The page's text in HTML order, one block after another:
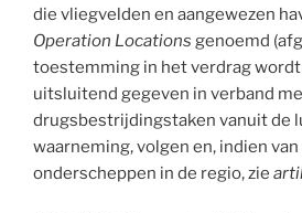
die vliegvelden en aangewezen
Operation Locations genoemd
toestemming in het verdrag
uitsluitend gegeven in verband
drugsbestrijdingstaken vanuit de
waarneming, volgen en, indien
onderscheppen in de regio, zie